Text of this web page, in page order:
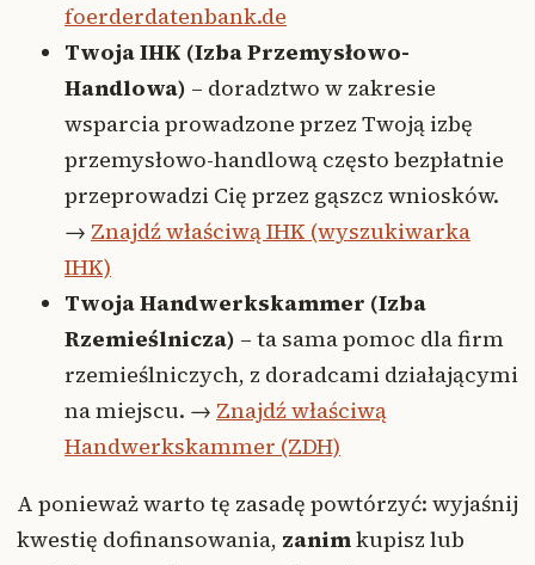
foerderdatenbank.de
Twoja IHK (Izba Przemysłowo-
Handlowa) – doradztwo w zakresie
wsparcia prowadzone przez Twoją izbę
przemysłowo-handlową często bezpłatnie
przeprowadzi Cię przez gąszcz wniosków.
→ Znajdź właściwą IHK (wyszukiwarka
IHK)
Twoja Handwerkskammer (Izba
Rzemieślnicza) – ta sama pomoc dla firm
rzemieślniczych, z doradcami działającymi
na miejscu. → Znajdź właściwą
Handwerkskammer (ZDH)
A ponieważ warto tę zasadę powtórzyć: wyjaśnij
kwestię dofinansowania, zanimkupisz lub